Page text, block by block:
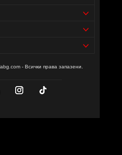
- Всички права запазени.